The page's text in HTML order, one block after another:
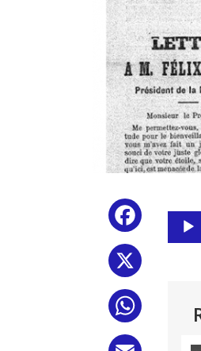
Facebook
audio